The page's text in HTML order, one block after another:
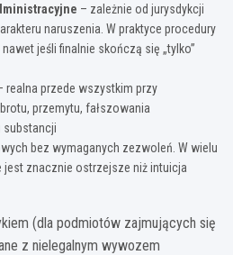
– zależnie od jurysdykcji
naruszenia. W praktyce procedury
jeśli finalnie skończą się „tylko”
realna przede wszystkim przy
przemytu, fałszowania
substancji
bez wymaganych zezwoleń. W wielu
jest znacznie ostrzejsze niż intuicja
(dla podmiotów zajmujących się
z nielegalnym wywozem